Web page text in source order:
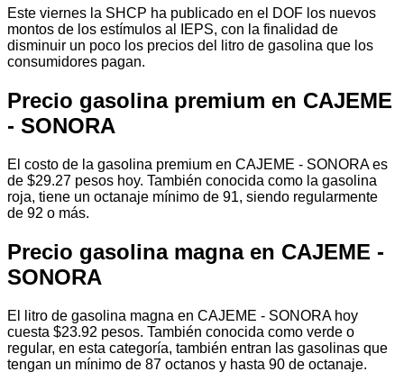
Este viernes la SHCP ha publicado en el DOF los nuevos
montos de los estímulos al IEPS, con la finalidad de
disminuir un poco los precios del litro de gasolina que los
consumidores pagan.
Precio gasolina premium en CAJEME
- SONORA
El costo de la gasolina premium en CAJEME - SONORA es
de $29.27 pesos hoy. También conocida como la gasolina
roja, tiene un octanaje mínimo de 91, siendo regularmente
de 92 o más.
Precio gasolina magna en CAJEME -
SONORA
El litro de gasolina magna en CAJEME - SONORA hoy
cuesta $23.92 pesos. También conocida como verde o
regular, en esta categoría, también entran las gasolinas que
tengan un mínimo de 87 octanos y hasta 90 de octanaje.